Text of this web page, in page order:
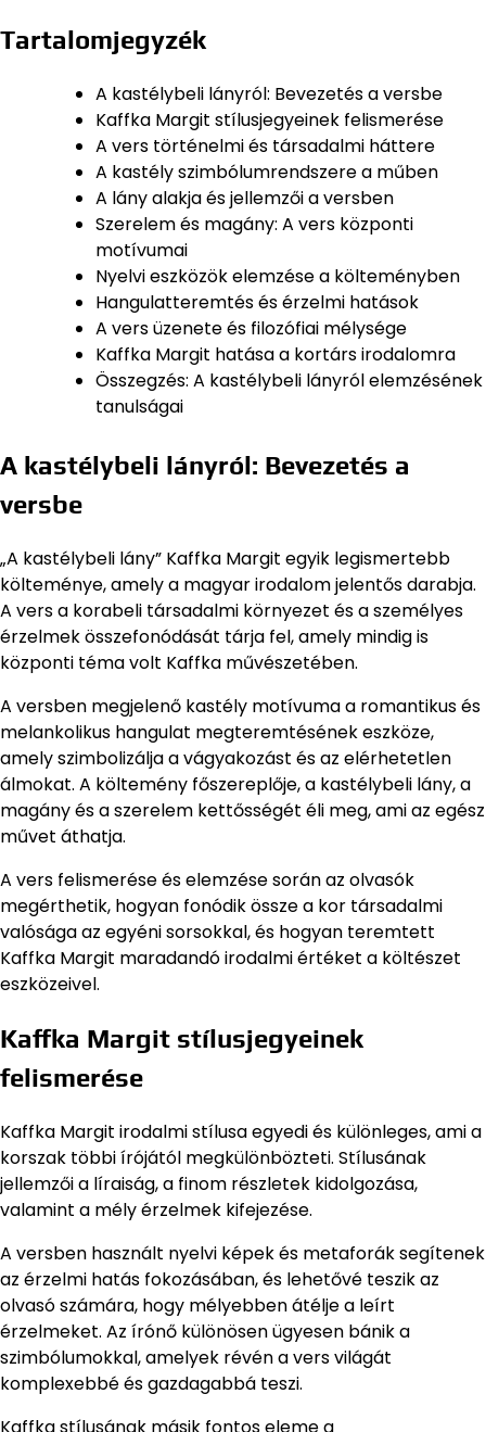
Tartalomjegyzék
A kastélybeli lányról: Bevezetés a versbe
Kaffka Margit stílusjegyeinek felismerése
A vers történelmi és társadalmi háttere
A kastély szimbólumrendszere a műben
A lány alakja és jellemzői a versben
Szerelem és magány: A vers központi
motívumai
Nyelvi eszközök elemzése a költeményben
Hangulatteremtés és érzelmi hatások
A vers üzenete és filozófiai mélysége
Kaffka Margit hatása a kortárs irodalomra
Összegzés: A kastélybeli lányról elemzésének
tanulságai
A kastélybeli lányról: Bevezetés a
versbe
„A kastélybeli lány” Kaffka Margit egyik legismertebb
költeménye, amely a magyar irodalom jelentős darabja.
A vers a korabeli társadalmi környezet és a személyes
érzelmek összefonódását tárja fel, amely mindig is
központi téma volt Kaffka művészetében.
A versben megjelenő kastély motívuma a romantikus és
melankolikus hangulat megteremtésének eszköze,
amely szimbolizálja a vágyakozást és az elérhetetlen
álmokat. A költemény főszereplője, a kastélybeli lány, a
magány és a szerelem kettősségét éli meg, ami az egész
művet áthatja.
A vers felismerése és elemzése során az olvasók
megérthetik, hogyan fonódik össze a kor társadalmi
valósága az egyéni sorsokkal, és hogyan teremtett
Kaffka Margit maradandó irodalmi értéket a költészet
eszközeivel.
Kaffka Margit stílusjegyeinek
felismerése
Kaffka Margit irodalmi stílusa egyedi és különleges, ami a
korszak többi írójától megkülönbözteti. Stílusának
jellemzői a líraiság, a finom részletek kidolgozása,
valamint a mély érzelmek kifejezése.
A versben használt nyelvi képek és metaforák segítenek
az érzelmi hatás fokozásában, és lehetővé teszik az
olvasó számára, hogy mélyebben átélje a leírt
érzelmeket. Az írónő különösen ügyesen bánik a
szimbólumokkal, amelyek révén a vers világát
komplexebbé és gazdagabbá teszi.